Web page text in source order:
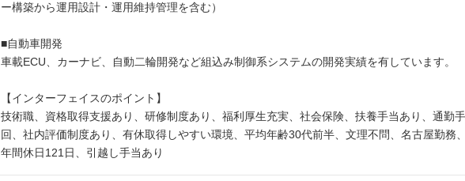
ー構築から運用設計・運用維持管理を含む）
■自動車開発
車載ECU、カーナビ、自動二輪開発など組込み制御系システムの開発実績を有しています。
【インターフェイスのポイント】
技術職、資格取得支援あり、研修制度あり、福利厚生充実、社会保険、扶養手当あり、通勤
回、社内評価制度あり、有休取得しやすい環境、平均年齢30代前半、文理不問、名古屋勤務
年間休日121日、引越し手当あり